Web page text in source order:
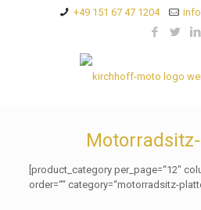
+49 151 67 47 1204
[product_category per_page=“12″
order=““ category=“motorradsitz-